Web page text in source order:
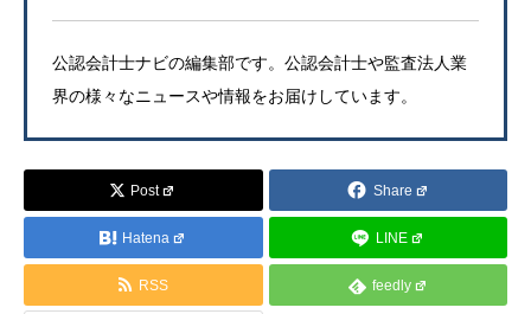
公認会計士ナビの編集部です。公認会計士や監査法人業
界の様々なニュースや情報をお届けしています。
Post Share
Hatena LINE
RSS feedly